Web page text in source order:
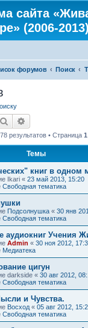
сайта
(2006-2013)
форумов Поиск
Поиск
результатов • Страница 1
Темы
книг в одном
Ikari « 23 май 2013, 15:20
Свободная тематика
Подсолнушка « 30 янв
Свободная тематика
аудиокниг Учения
Admin « 30 ноя 2012,
Медиатека
цигун
darkside « 30 авг 2012,
Свободная тематика
и Чувства.
Восход « 05 авг 2012,
Свободная тематика